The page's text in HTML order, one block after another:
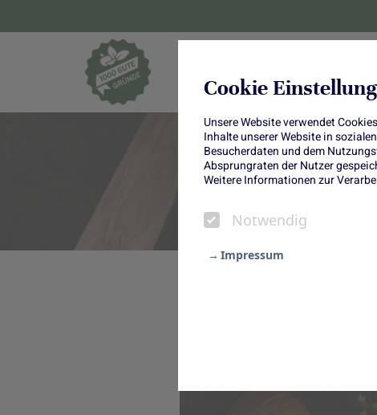
Cookie
Unsere Website verwendet
Inhalte unserer Website in
Besucherdaten und dem
Absprungraten der Nutzer
Weitere Informationen zur
Notwendig
Impressum